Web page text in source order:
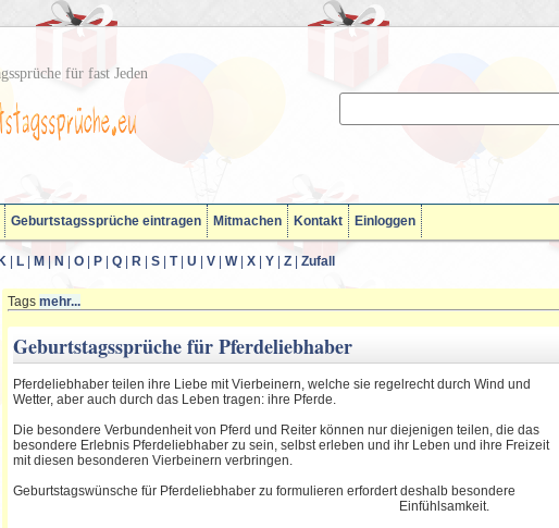
für fast Jeden
Geburtstagssprüche eintragen Mitmachen Kontakt Einloggen
K L M N O P Q R S T| U V W| X Y Z Zufall
Tags mehr...
Geburtstagssprüche für Pferdeliebhaber
Pferdeliebhaber teilen ihre Liebe mit Vierbeinern, welche sie regelrecht durch Wind und
Wetter, aber auch durch das Leben tragen: ihre Pferde.
Die besondere Verbundenheit von Pferd und Reiter können nur diejenigen teilen, die das
besondere Erlebnis Pferdeliebhaber zu sein, selbst erleben und ihr Leben und ihre Freizeit
mit diesen besonderen Vierbeinern verbringen.
Geburtstagswünsche für Pferdeliebhaber zu formulieren erfordert deshalb besondere
Einfühlsamkeit.